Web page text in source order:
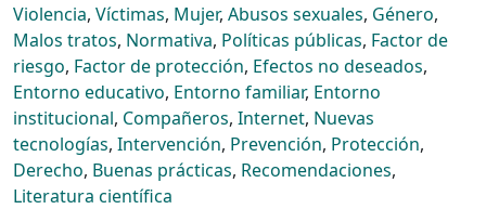
Violencia, Víctimas, Mujer, Abusos sexuales, Género,
Malos tratos, Normativa, Políticas públicas, Factor de
riesgo, Factor de protección, Efectos no deseados,
Entorno educativo, Entorno familiar, Entorno
institucional, Compañeros, Internet, Nuevas
tecnologías, Intervención, Prevención, Protección,
Derecho, Buenas prácticas, Recomendaciones,
Literatura científica